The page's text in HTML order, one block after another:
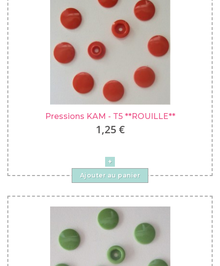
Pressions KAM - T5 **ROUILLE**
1,25 €
Ajouter au panier